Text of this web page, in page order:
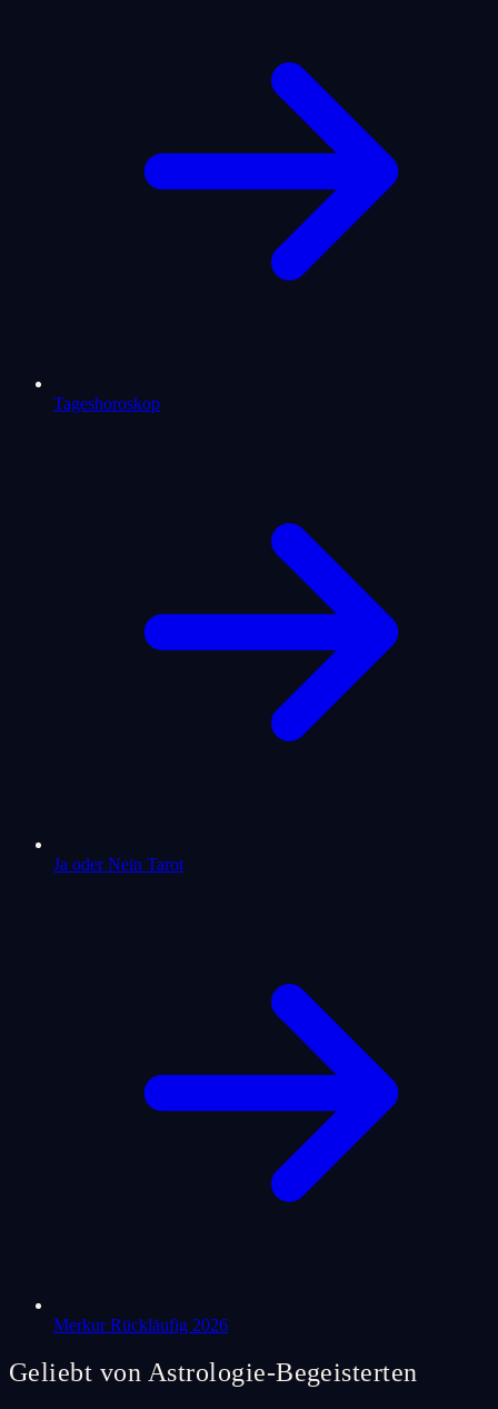
Tageshoroskop
Ja oder Nein Tarot
Merkur Rückläufig 2026
Geliebt von Astrologie-Begeisterten